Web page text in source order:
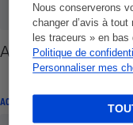
Nous conserverons
changer d’avis à
les traceurs » en bas
Politique de
Personnaliser mes
Ascenseurs - Un
ACTUALITÉ